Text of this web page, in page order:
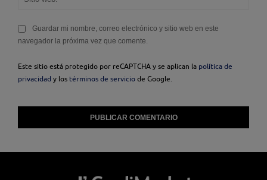
Guardar mi nombre, correo electrónico y sitio web en este
navegador la próxima vez que comente.
Este sitio está protegido por reCAPTCHA y se aplican la política de
privacidad y los términos de servicio de Google.